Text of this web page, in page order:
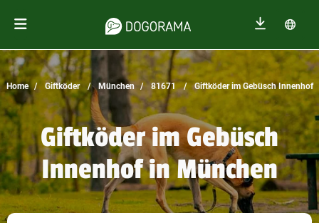
Home Giftköder München 81671 Giftköder im Gebüsch Innenhof
Giftköder im Gebüsch
Innenhof in München